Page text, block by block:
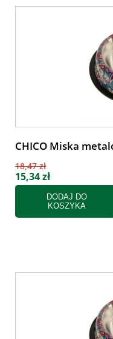
CHICO Miska
18,47 zł
15,34 zł
DODAJ DO
KOSZYKA